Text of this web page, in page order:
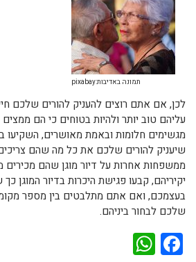
תמונה באדיבות:pixabay
לכן, אם אתם רוצים להעניק להורים שלכם
עליהם טוב יותר ולהיות בטוחים כי הם
מגשימים חלומות ובאמת מאושרים, השקיעו
שיעניק להורים שלכם את כל מה שהם
ממשפחות אחרות על דיור מוגן שהם מכירים
יקיריהם, קבעו פגישת היכרות בדיור המוגן
בעצמכם, ואם אתם מתלבטים בין מספר
שלכם לבחור ביניהם.
Facebook